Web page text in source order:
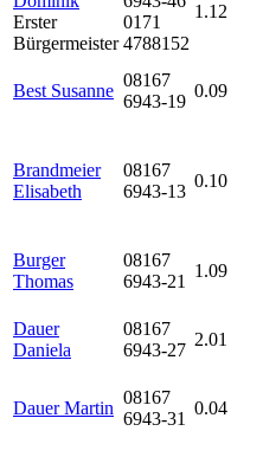
Erster
Bürgermeister
0171
4788152
1.12
Best Susanne
08167
6943-19
0.09
Brandmeier
Elisabeth
08167
6943-13
0.10
Burger
Thomas
08167
6943-21
1.09
Dauer
Daniela
08167
6943-27
2.01
Dauer Martin
08167
6943-31
0.04